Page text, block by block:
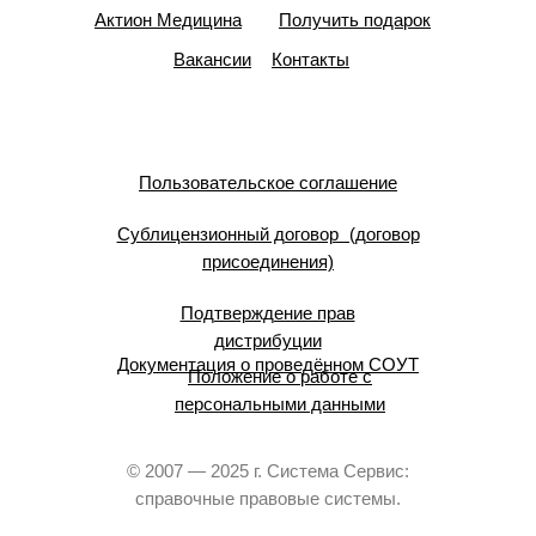
Актион Медицина
Получить подарок
Вакансии
Контакты
Пользовательское соглашение
Сублицензионный договор (договор
присоединения)
Подтверждение прав
дистрибуции
Документация о проведённом СОУТ
Положение о работе с
персональными данными
© 2007 — 2025 г. Система Сервис:
справочные правовые системы.